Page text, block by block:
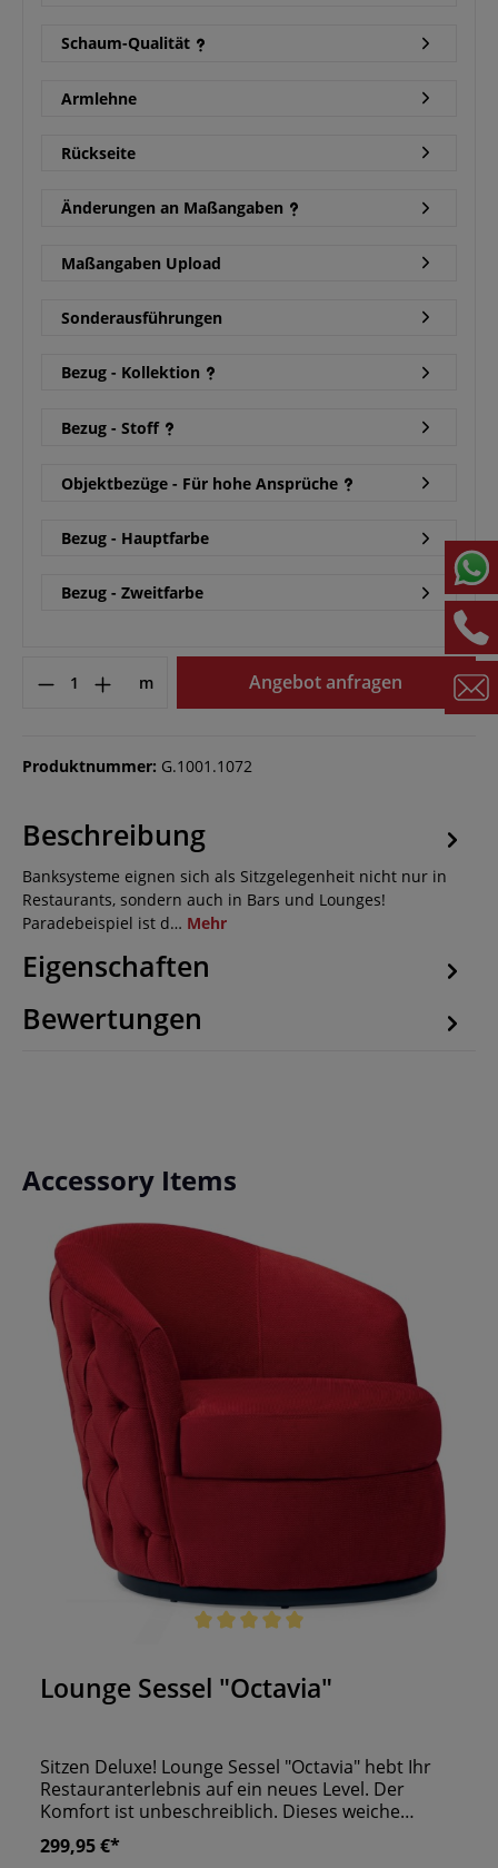
Schaum-Qualität
Armlehne
Rückseite
Änderungen an Maßangaben
Maßangaben Upload
Sonderausführungen
Bezug - Kollektion
Bezug - Stoff
Objektbezüge - Für hohe Ansprüche
Bezug - Hauptfarbe
Bezug - Zweitfarbe
m Angebot anfragen
Produktnummer: G.1001.1072
Beschreibung
Banksysteme eignen sich als Sitzgelegenheit nicht nur in
Restaurants, sondern auch in Bars und Lounges!
Paradebeispiel ist d… Mehr
Eigenschaften
Bewertungen
Produktgalerie überspringen
Accessory Items
Lounge Sessel "Octavia"
Sitzen Deluxe! Lounge Sessel "Octavia" hebt Ihr
Restauranterlebnis auf ein neues Level. Der
Komfort ist unbeschreiblich. Dieses weiche
Polster kann nur mit Wolken verglichen werden.
Das elegante Design von außen verleiht ihm
299,95 €*